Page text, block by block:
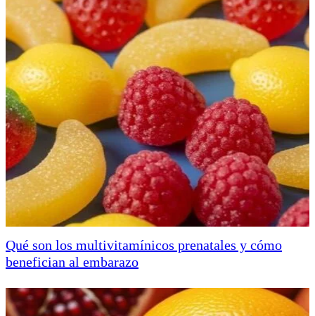
Qué son los multivitamínicos prenatales y cómo
benefician al embarazo